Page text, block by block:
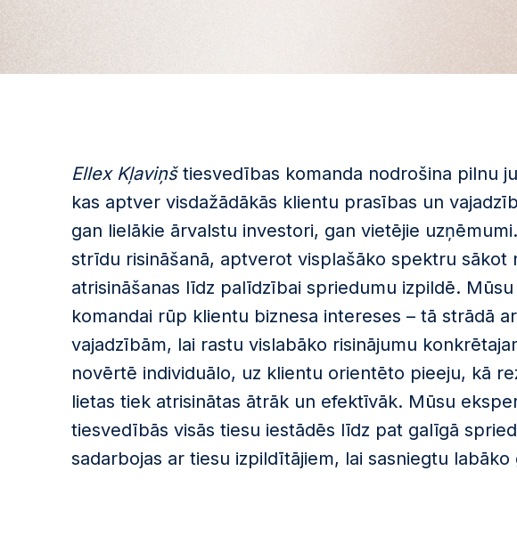
Ellex Kļaviņštiesvedības komanda nodrošina pilnu
kas aptver visdažādākās klientu prasības un
gan lielākie ārvalstu investori, gan vietējie
strīdu risināšanā, aptverot visplašāko spektru sākot
atrisināšanas līdz palīdzībai spriedumu izpildē.
komandai rūp klientu biznesa intereses – tā strādā
vajadzībām, lai rastu vislabāko risinājumu
novērtē individuālo, uz klientu orientēto pieeju, kā
lietas tiek atrisinātas ātrāk un efektīvāk. Mūsu
tiesvedībās visās tiesu iestādēs līdz pat galīgā
sadarbojas ar tiesu izpildītājiem, lai sasniegtu labāko